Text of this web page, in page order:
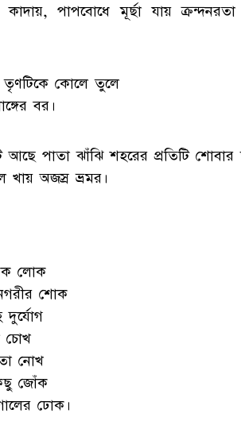
পাপবোধে মূর্ছা যায় ক্রন্দনরতা
তৃণটিকে কোলে তুলে
বর।
আছে পাতা ঝাঁঝি শহরের প্রতিটি শোবার
খায় অজস্র ভ্রমর।
লোক
শোক
দুর্যোগ
চোখ
নোখ
জোঁক
ঢোক।